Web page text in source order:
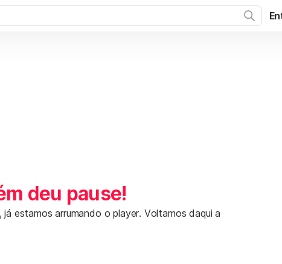
deu pause!
já estamos arrumando o player. Voltamos daqui a